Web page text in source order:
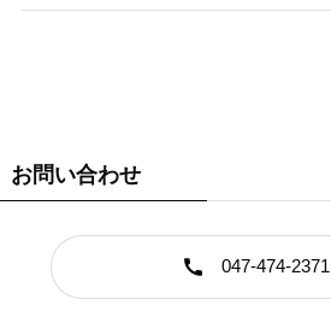
お問い合わせ
047-474-2371